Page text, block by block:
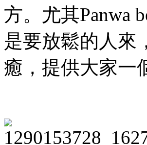
方。尤其Panwa
是要放鬆的人來
癒，提供大家一